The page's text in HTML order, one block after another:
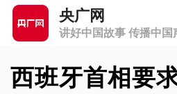
央广网
讲好中国故事 传播中国
西班牙首相要